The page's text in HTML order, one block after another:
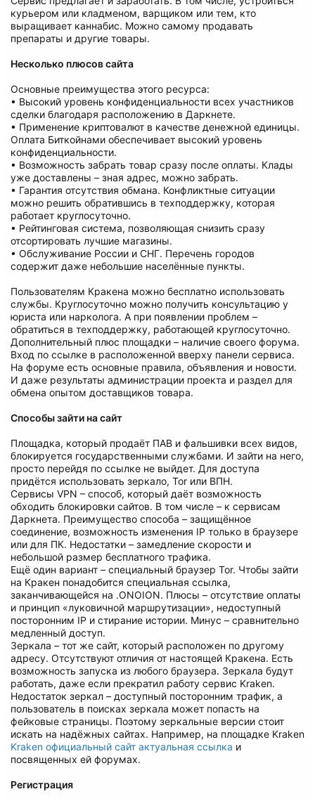
курьером или кладменом, варщиком или тем, кто
выращивает каннабис. Можно самому продавать
препараты и другие товары.
Несколько плюсов сайта
Основные преимущества этого ресурса:
• Высокий уровень конфиденциальности всех участников
сделки благодаря расположению в Даркнете.
• Применение криптовалют в качестве денежной единицы.
Оплата Биткойнами обеспечивает высокий уровень
конфиденциальности.
• Возможность забрать товар сразу после оплаты. Клады
уже доставлены – зная адрес, можно забрать.
• Гарантия отсутствия обмана. Конфликтные ситуации
можно решить обратившись в техподдержку, которая
работает круглосуточно.
• Рейтинговая система, позволяющая снизить сразу
отсортировать лучшие магазины.
• Обслуживание России и СНГ. Перечень городов
содержит даже небольшие населённые пункты.
Пользователям Кракена можно бесплатно использовать
службы. Круглосуточно можно получить консультацию у
юриста или нарколога. А при появлении проблем –
обратиться в техподдержку, работающей круглосуточно.
Дополнительный плюс площадки – наличие своего форума.
Вход по ссылке в расположенной вверху панели сервиса.
На форуме есть основные правила, объявления и новости.
И даже результаты администрации проекта и раздел для
обмена опытом доставщиков товара.
Способы зайти на сайт
Площадка, который продаёт ПАВ и фальшивки всех видов,
блокируется государственными службами. И зайти на него,
просто перейдя по ссылке не выйдет. Для доступа
придётся использовать зеркало, Tor или ВПН.
Сервисы VPN – способ, который даёт возможность
обходить блокировки сайтов. В том числе – к сервисам
Даркнета. Преимущество способа – защищённое
соединение, возможность изменения IP только в браузере
или для ПК. Недостатки – замедление скорости и
небольшой размер бесплатного трафика.
Ещё один вариант – специальный браузер Tor. Чтобы зайти
на Кракен понадобится специальная ссылка,
заканчивающейся на .ONOION. Плюсы – отсутствие оплаты
и принцип «луковичной маршрутизации», недоступный
посторонним IP и стирание истории. Минус – сравнительно
медленный доступ.
Зеркала – тот же сайт, который расположен по другому
адресу. Отсутствуют отличия от настоящей Кракена. Есть
возможность запуска из любого браузера. Зеркала будут
работать, даже если прекратил работу сервис Kraken.
Недостаток зеркал – доступный посторонним трафик, а
пользователь в поисках зеркала может попасть на
фейковые страницы. Поэтому зеркальные версии стоит
искать на надёжных сайтах. Например, на площадке Kraken
Kraken официальный сайт актуальная ссылка и
посвященных ей форумах.
Регистрация